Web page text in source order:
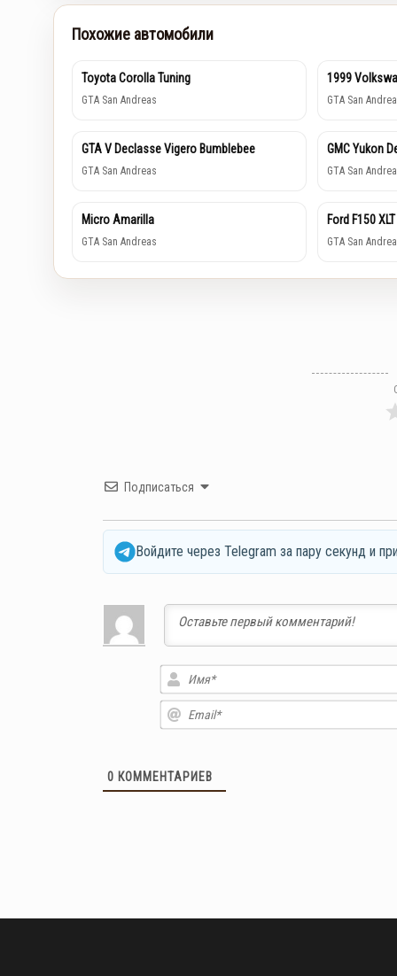
Похожие автомобили
Toyota Corolla Tuning
GTA San Andreas
1999
GTA San
GTA V Declasse Vigero Bumblebee
GTA San Andreas
GMC Yukon
GTA San
Micro Amarilla
GTA San Andreas
Ford F150 XLT
GTA San
Подписаться
Войдите через Telegram за пару секунд и
0 КОММЕНТАРИЕВ